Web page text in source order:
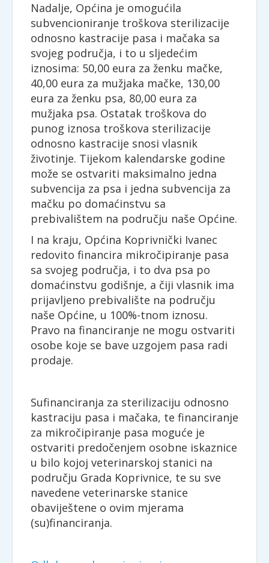
Nadalje, Općina je omogućila
subvencioniranje troškova sterilizacije
odnosno kastracije pasa i mačaka sa
svojeg područja, i to u sljedećim
iznosima: 50,00 eura za ženku mačke,
40,00 eura za mužjaka mačke, 130,00
eura za ženku psa, 80,00 eura za
mužjaka psa. Ostatak troškova do
punog iznosa troškova sterilizacije
odnosno kastracije snosi vlasnik
životinje. Tijekom kalendarske godine
može se ostvariti maksimalno jedna
subvencija za psa i jedna subvencija za
mačku po domaćinstvu sa
prebivalištem na području naše Općine.
I na kraju, Općina Koprivnički Ivanec
redovito financira mikročipiranje pasa
sa svojeg područja, i to dva psa po
domaćinstvu godišnje, a čiji vlasnik ima
prijavljeno prebivalište na području
naše Općine, u 100%-tnom iznosu.
Pravo na financiranje ne mogu ostvariti
osobe koje se bave uzgojem pasa radi
prodaje.
Sufinanciranja za sterilizaciju odnosno
kastraciju pasa i mačaka, te financiranje
za mikročipiranje pasa moguće je
ostvariti predočenjem osobne iskaznice
u bilo kojoj veterinarskoj stanici na
području Grada Koprivnice, te su sve
navedene veterinarske stanice
obaviještene o ovim mjerama
(su)financiranja.